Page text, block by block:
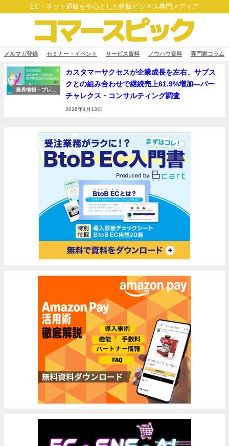
EC・ネット通販を中心とした物販ビジネス専門メディア
メルマガ登録 セミナー・イベント サービス資料 ノウハウ資料 専門家コラム
業界情報・プレス
カスタマーサクセスが企業成長を左右、サブス
クとの組み合わせで継続売上61.9%増加―バー
チャレクス・コンサルティング調査
2026年4月13日